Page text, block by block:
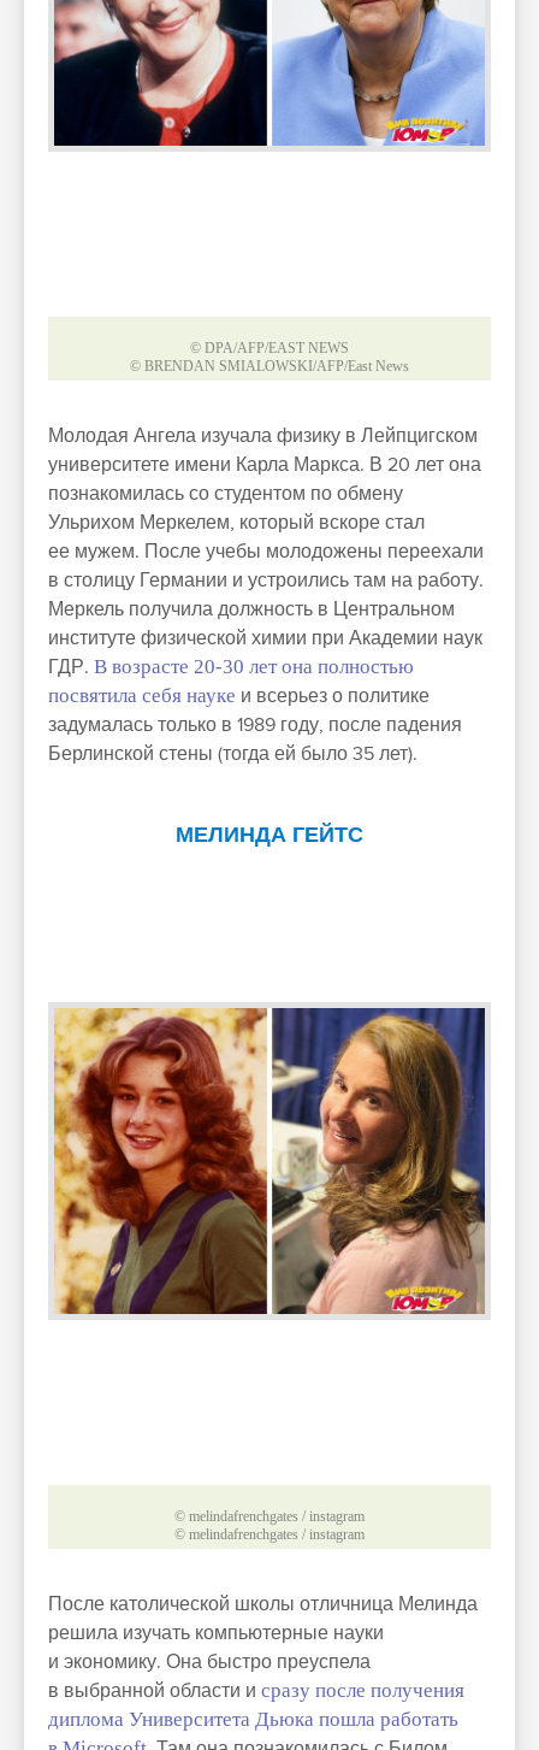
© DPA/AFP/EAST NEWS
© BRENDAN SMIALOWSKI/AFP/East News
Молодая Ангела изучала физику в Лейпцигском
университете имени Карла Маркса. В 20 лет она
познакомилась со студентом по обмену
Ульрихом Меркелем, который вскоре стал
ее мужем. После учебы молодожены переехали
в столицу Германии и устроились там на работу.
Меркель получила должность в Центральном
институте физической химии при Академии наук
ГДР. В возрасте 20-30 лет она полностью
посвятила себя науке и всерьез о политике
задумалась только в 1989 году, после падения
Берлинской стены (тогда ей было 35 лет).
МЕЛИНДА ГЕЙТС
© melindafrenchgates / instagram
© melindafrenchgates / instagram
После католической школы отличница Мелинда
решила изучать компьютерные науки
и экономику. Она быстро преуспела
в выбранной области и сразу после получения
диплома Университета Дьюка пошла работать